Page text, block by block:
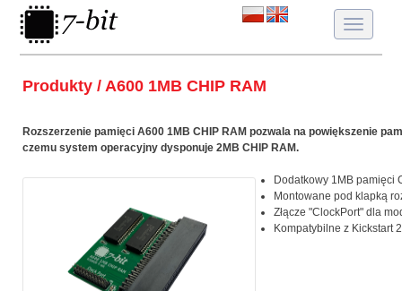
Toggle
Produkty / A600 1MB CHIP RAM
Rozszerzenie pamięci A600 1MB CHIP RAM pozwala na powiększenie
czemu system operacyjny dysponuje 2MB CHIP RAM.
Dodatkowy 1MB pamięci
Montowane pod klapką
Złącze "ClockPort" dla
Kompatybilne z Kickstart